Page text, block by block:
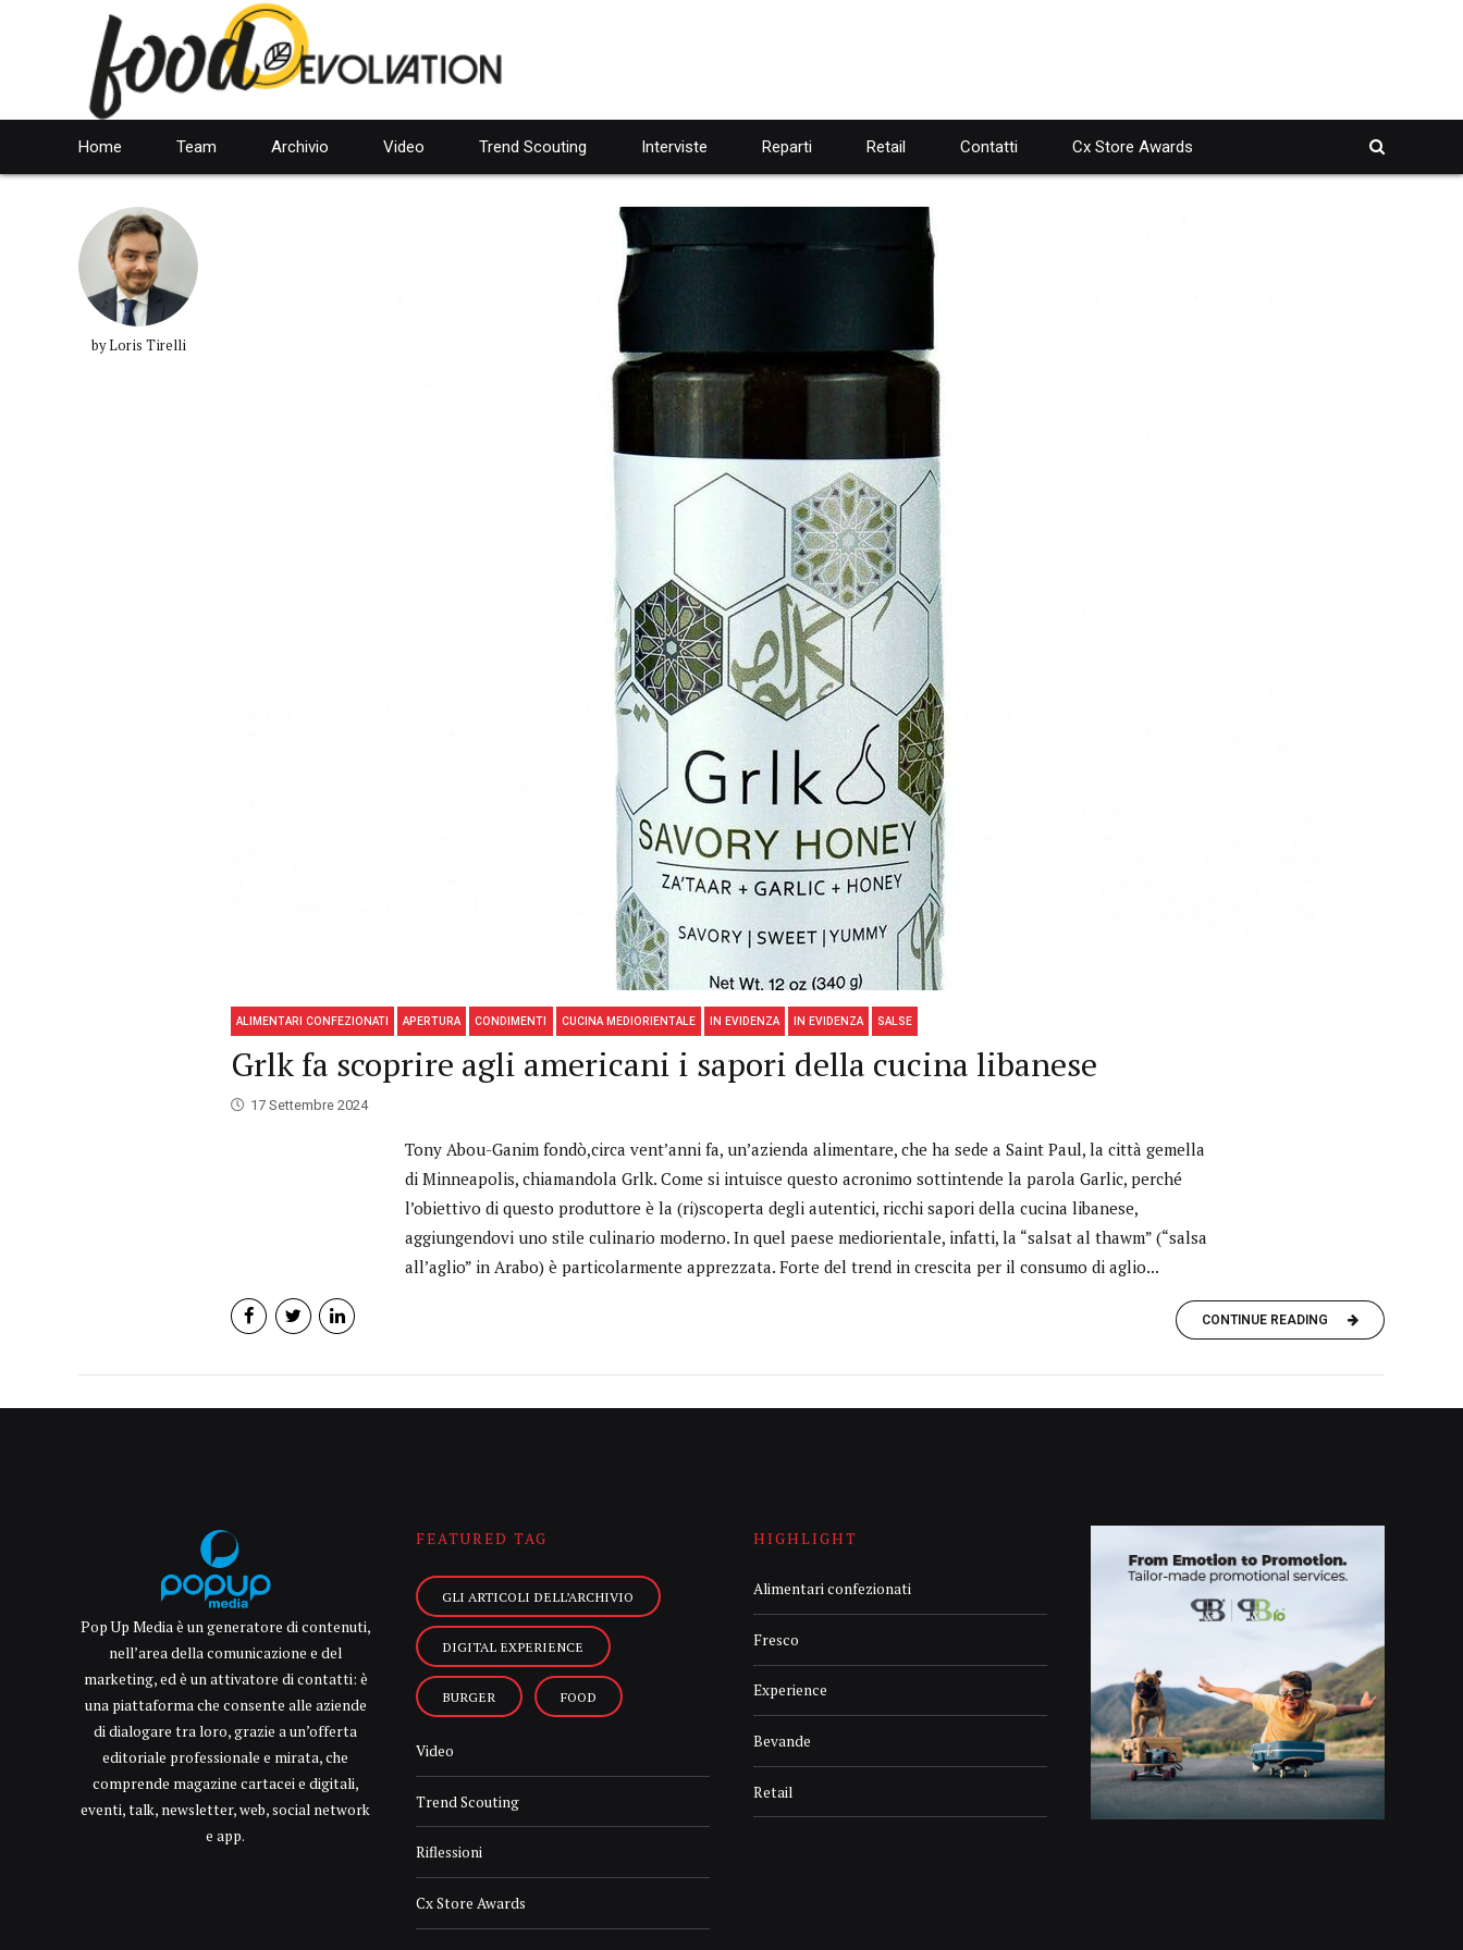
Home Team Archivio Video Trend Scouting Interviste Reparti Retail Contatti Cx Store Awards
by Loris Tirelli
ALIMENTARI CONFEZIONATI APERTURA CONDIMENTI CUCINA MEDIORIENTALE IN EVIDENZA IN EVIDENZA SALSE
Grlk fa scoprire agli americani i sapori della cucina libanese
17 Settembre 2024
Tony Abou-Ganim fondò,circa vent’anni fa, un’azienda alimentare, che ha sede a Saint Paul, la città gemella
di Minneapolis, chiamandola Grlk. Come si intuisce questo acronimo sottintende la parola Garlic, perché
l’obiettivo di questo produttore è la (ri)scoperta degli autentici, ricchi sapori della cucina libanese,
aggiungendovi uno stile culinario moderno. In quel paese mediorientale, infatti, la “salsat al thawm” (“salsa
all’aglio” in Arabo) è particolarmente apprezzata. Forte del trend in crescita per il consumo di aglio...
CONTINUE READING
Pop Up Media è un generatore di contenuti,
nell’area della comunicazione e del
marketing, ed è un attivatore di contatti: è
una piattaforma che consente alle aziende
di dialogare tra loro, grazie a un’offerta
editoriale professionale e mirata, che
comprende magazine cartacei e digitali,
eventi, talk, newsletter, web, social network
e app.
FEATURED TAG
GLI ARTICOLI DELL’ARCHIVIO
DIGITAL EXPERIENCE
BURGER FOOD
Video
Trend Scouting
Riflessioni
Cx Store Awards
HIGHLIGHT
Alimentari confezionati
Fresco
Experience
Bevande
Retail